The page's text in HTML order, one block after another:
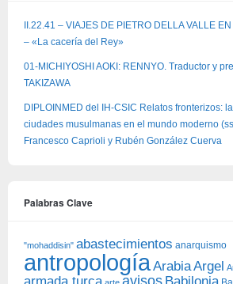
II.22.41 – VIAJES DE PIETRO DELLA VALLE
– «La cacería del Rey»
01-MICHIYOSHI AOKI: RENNYO. Traductor y
TAKIZAWA
DIPLOINMED del IH-CSIC Relatos fronterizos:
ciudades musulmanas en el mundo moderno
Francesco Caprioli y Rubén González Cuerva
Palabras Clave
"mohaddisin" abastecimientos anarquismo
antropologíaArabiaArgel
avisos